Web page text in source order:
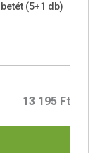
(5+1 db)
13 195 Ft